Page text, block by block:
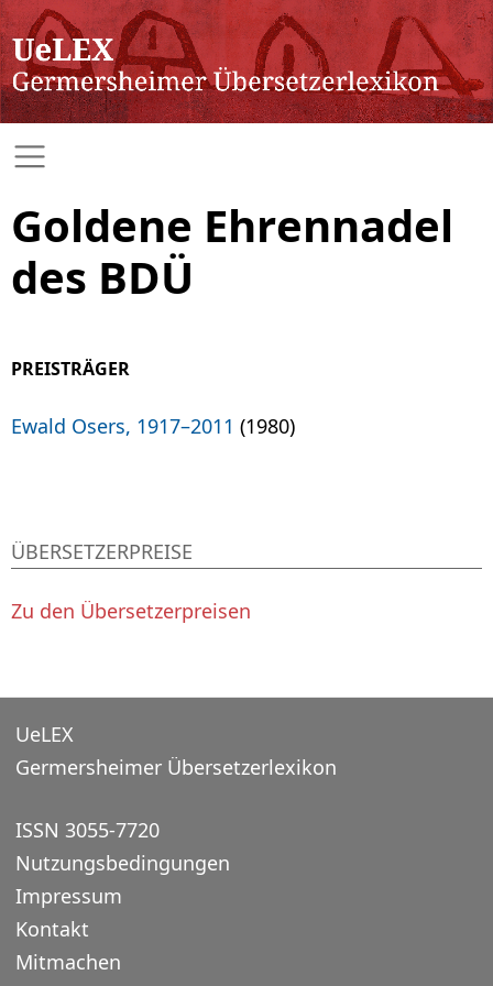
Goldene Ehrennadel
des BDÜ
PREISTRÄGER
Ewald Osers, 1917–2011 (1980)
ÜBERSETZERPREISE
Zu den Übersetzerpreisen
UeLEX
Germersheimer Übersetzerlexikon
ISSN 3055-7720
Nutzungsbedingungen
Impressum
Kontakt
Mitmachen